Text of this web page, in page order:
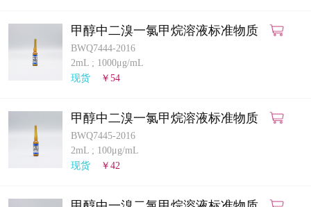
甲醇中二溴一氯甲烷溶液标准物质
BWQ7444-2016
2mL ; 1000μg/mL
现货
￥54
甲醇中二溴一氯甲烷溶液标准物质
BWQ7445-2016
2mL ; 100μg/mL
现货
￥42